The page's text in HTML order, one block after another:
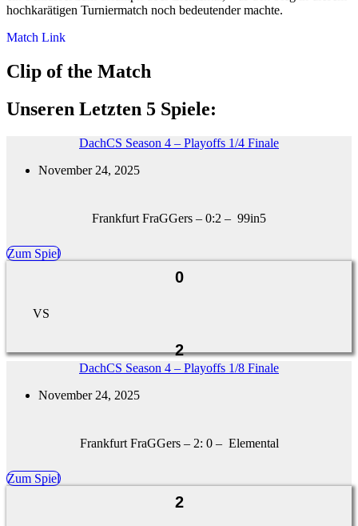
hochkarätigen Turniermatch noch bedeutender machte.
Match Link
Clip of the Match
Unseren Letzten 5 Spiele:
DachCS Season 4 – Playoffs 1/4 Finale
November 24, 2025
Frankfurt FraGGers – 0:2 – 99in5
Zum Spiel
0
VS
2
DachCS Season 4 – Playoffs 1/8 Finale
November 24, 2025
Frankfurt FraGGers – 2: 0 – Elemental
Zum Spiel
2